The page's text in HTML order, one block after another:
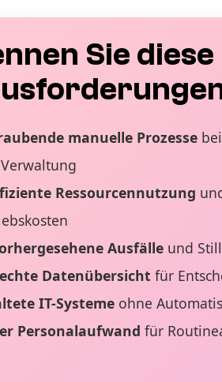
Sie diese
manuelle Prozessebei
Ressourcennutzung
Ausfälleund
Datenübersicht für
IT-Systemeohne
Personalaufwand für